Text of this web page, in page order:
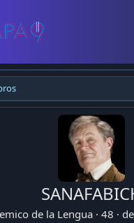
de la Lengua · 48 · de